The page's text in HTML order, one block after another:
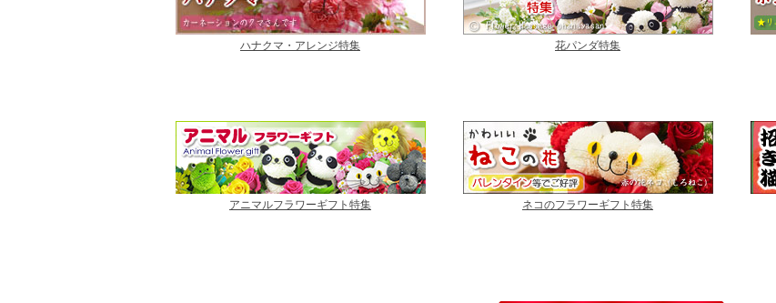
ハナクマ・アレンジ特集 花パンダ特集
アニマルフラワーギフト特集 ネコのフラワーギフト特集